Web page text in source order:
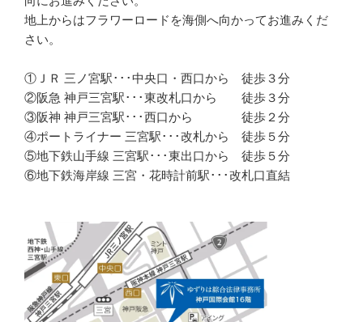
地上からはフラワーロードを海側へ向かってお進みくだ
さい。
①ＪＲ 三ノ宮駅･･･中央口・西口から 徒歩３分
②阪急 神戸三宮駅･･･東改札口から 徒歩３分
③阪神 神戸三宮駅･･･西口から 徒歩２分
④ポートライナー 三宮駅･･･改札から 徒歩５分
⑤地下鉄山手線 三宮駅･･･東出口から 徒歩５分
⑥地下鉄海岸線 三宮・花時計前駅･･･改札口直結